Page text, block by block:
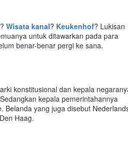
Wisata kanal? Keukenhof? Lukisan
untuk ditawarkan pada para
benar-benar pergi ke sana.
konstitusional dan kepala
kepala pemerintahannya
Belanda yang juga disebut
Haag.